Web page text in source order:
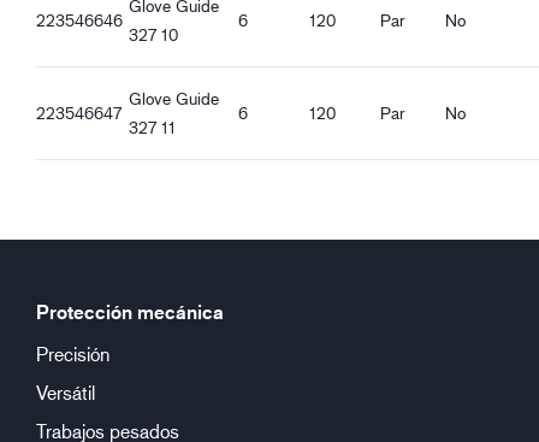
223546646
Glove Guide
327 10
6 120 Par No
223546647
Glove Guide
327 11
6 120 Par No
Protección mecánica
Precisión
Versátil
Trabajos pesados